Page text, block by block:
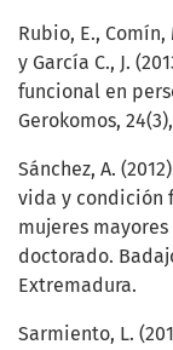
Rubio, E., Comín,
y García C., J.
funcional en
Gerokomos,
Sánchez, A.
vida y condición
mujeres
doctorado.
Extremadura.
Sarmiento, L.